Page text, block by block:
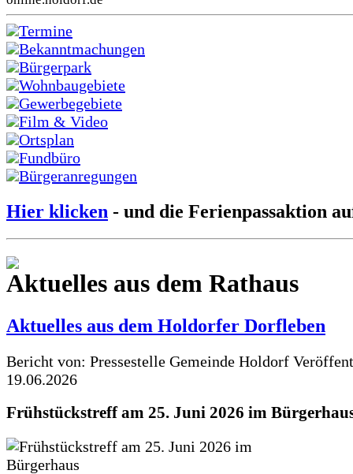
Termine
Bekanntmachungen
Bürgerpark
Wohnbaugebiete
Gewerbegebiete
Film & Video
Ortsplan
Fundbüro
Bürgeranregungen
Hier klicken - und die Ferienpassaktion
Aktuelles aus dem Rathaus
Aktuelles aus dem Holdorfer Dorfleben
Bericht von: Pressestelle Gemeinde Holdorf
19.06.2026
Frühstückstreff am 25. Juni 2026 im